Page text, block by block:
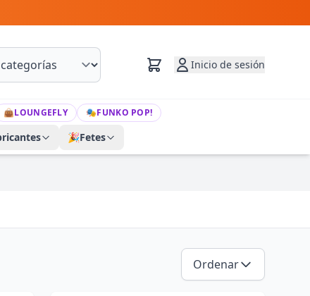
Inicio de sesión
👜LOUNGEFLY 🎭FUNKO POP!
🎉Fetes
Ordenar